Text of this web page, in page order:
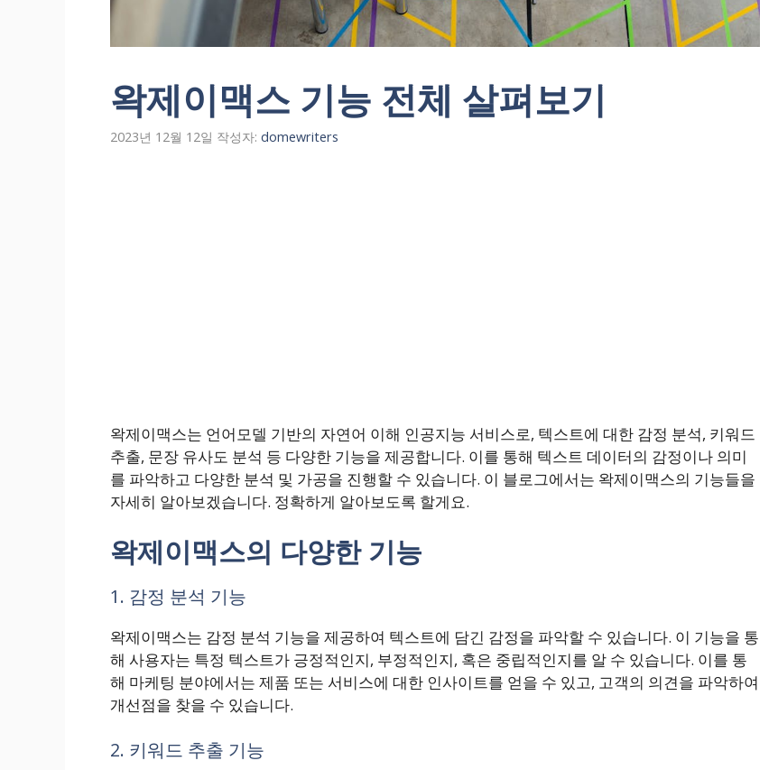
왁제이맥스 기능 전체 살펴보기
2023년 12월 12일 작성자: domewriters
왁제이맥스는 언어모델 기반의 자연어 이해 인공지능 서비스로, 텍스트에 대한 감정 분석, 키워드
추출, 문장 유사도 분석 등 다양한 기능을 제공합니다. 이를 통해 텍스트 데이터의 감정이나 의미
를 파악하고 다양한 분석 및 가공을 진행할 수 있습니다. 이 블로그에서는 왁제이맥스의 기능들을
자세히 알아보겠습니다. 정확하게 알아보도록 할게요.
왁제이맥스의 다양한 기능
1. 감정 분석 기능
왁제이맥스는 감정 분석 기능을 제공하여 텍스트에 담긴 감정을 파악할 수 있습니다. 이 기능을 통
해 사용자는 특정 텍스트가 긍정적인지, 부정적인지, 혹은 중립적인지를 알 수 있습니다. 이를 통
해 마케팅 분야에서는 제품 또는 서비스에 대한 인사이트를 얻을 수 있고, 고객의 의견을 파악하여
개선점을 찾을 수 있습니다.
2. 키워드 추출 기능